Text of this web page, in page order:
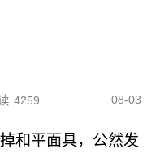
4259 08-03
和平面具，公然发